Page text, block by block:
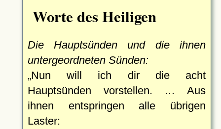
Worte des Heiligen
Die Hauptsünden und die ihnen
untergeordneten Sünden:
Nun will ich dir die acht
Hauptsünden vorstellen. … Aus
ihnen entspringen alle übrigen
Laster: